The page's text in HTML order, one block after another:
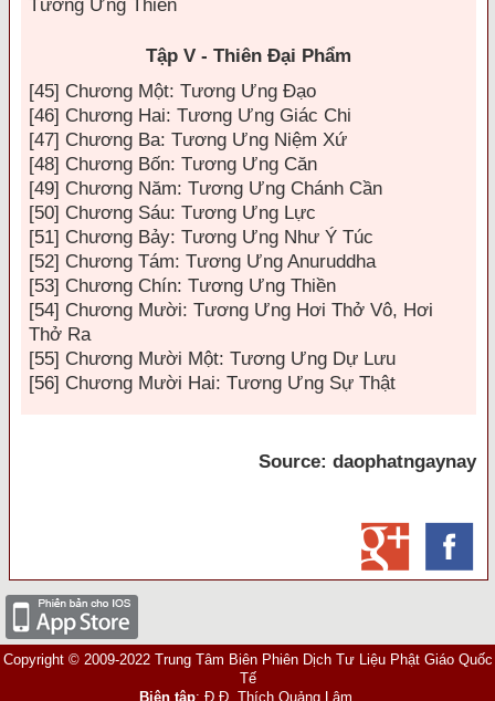
Tương Ưng Thiền
Tập V - Thiên Đại Phẩm
[45] Chương Một: Tương Ưng Đạo
[46] Chương Hai: Tương Ưng Giác Chi
[47] Chương Ba: Tương Ưng Niệm Xứ
[48] Chương Bốn: Tương Ưng Căn
[49] Chương Năm: Tương Ưng Chánh Cần
[50] Chương Sáu: Tương Ưng Lực
[51] Chương Bảy: Tương Ưng Như Ý Túc
[52] Chương Tám: Tương Ưng Anuruddha
[53] Chương Chín: Tương Ưng Thiền
[54] Chương Mười: Tương Ưng Hơi Thở Vô, Hơi
Thở Ra
[55] Chương Mười Một: Tương Ưng Dự Lưu
[56] Chương Mười Hai: Tương Ưng Sự Thật
Source: daophatngaynay
Copyright © 2009-2022 Trung Tâm Biên Phiên Dịch Tư Liệu Phật Giáo Quốc
Tế
Biên tập: Đ.Đ. Thích Quảng Lâm.